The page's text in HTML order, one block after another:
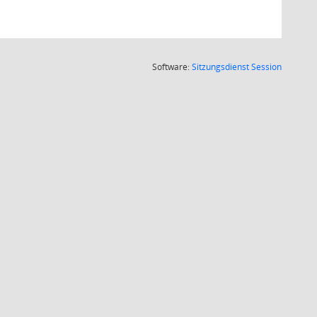
Software:SitzungsdienstSession(Wird in